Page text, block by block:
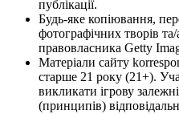
публікації.
Будь-яке копіювання,
фотографічних творів та/
правовласника Getty
Матеріали сайту
старше 21 року (21+).
викликати ігрову
(принципів)